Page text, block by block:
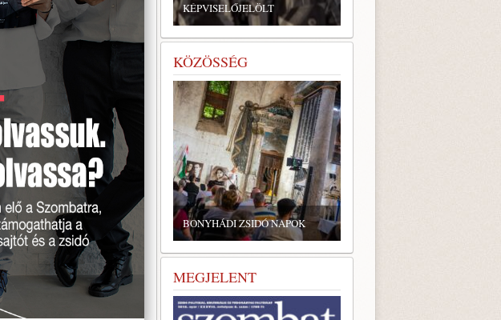
KÉPVISELŐJELÖLT
KÖZÖSSÉG
BONYHÁDI ZSIDÓ NAPOK
MEGJELENT